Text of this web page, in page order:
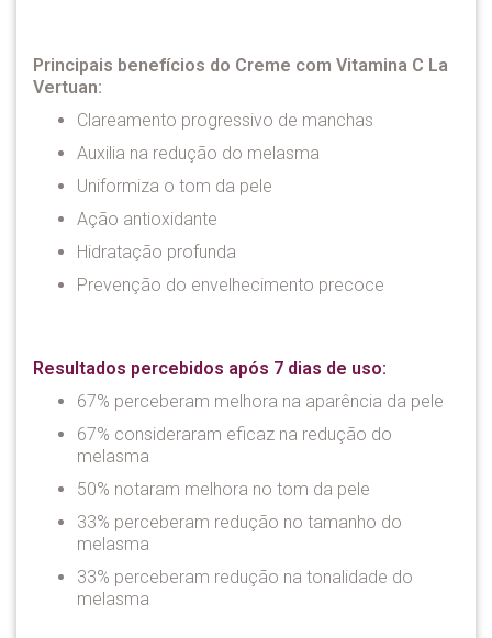
Principais benefícios do Creme com Vitamina C La
Vertuan:
Clareamento progressivo de manchas
Auxilia na redução do melasma
Uniformiza o tom da pele
Ação antioxidante
Hidratação profunda
Prevenção do envelhecimento precoce
Resultados percebidos após 7 dias de uso:
67% perceberam melhora na aparência da pele
67% consideraram eficaz na redução do
melasma
50% notaram melhora no tom da pele
33% perceberam redução no tamanho do
melasma
33% perceberam redução na tonalidade do
melasma